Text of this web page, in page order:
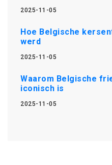
2025-11-05
Hoe Belgische
werd
2025-11-05
Waarom Belgische
iconisch is
2025-11-05